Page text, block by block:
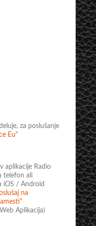
za poslušanje
Eu"
aplikacije Radio
telefon ali
iOS / Android
na
Aplikacija)